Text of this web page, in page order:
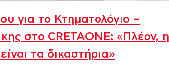
για το Κτηματολόγιο –
στο CRETAONE: «Πλέον, η
τα δικαστήρια»